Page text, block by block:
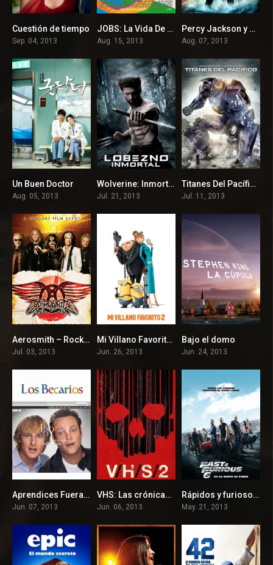
7.8
Cuestión de tiempo
Sep. 04, 2013
6
JOBS: La Vida De Steve Jobs
Aug. 15, 2013
5.7
Percy Jackson y el mar de los monstruos
Aug. 07, 2013
8.042
Un Buen Doctor
Aug. 05, 2013
6.7Wolverine: Inmortal
Jul. 21, 2013
6.9
Titanes Del Pacífico
Jul. 11, 2013
7.7Aerosmith – Rock for the Rising Sun
Jul. 03, 2013
7.3Mi Villano Favorito 2
Jun. 26, 2013
Bajo el domo
Jun. 24, 2013
6.3Aprendices Fuera de Linea
Jun. 07, 2013
6
VHS: Las crónicas del miedo 2
Jun. 06, 2013
7Rápidos y furiosos 6
May. 21, 2013